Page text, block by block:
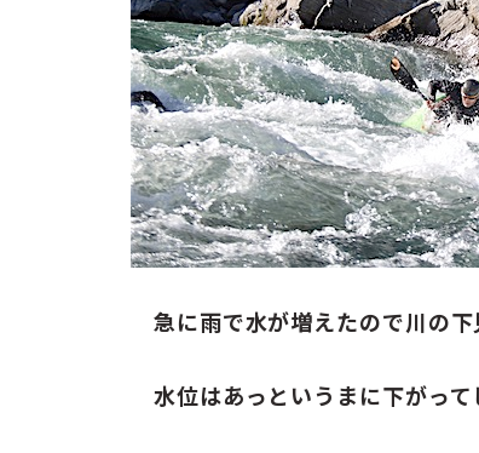
急に雨で水が増えたので川の下
水位はあっというまに下がって